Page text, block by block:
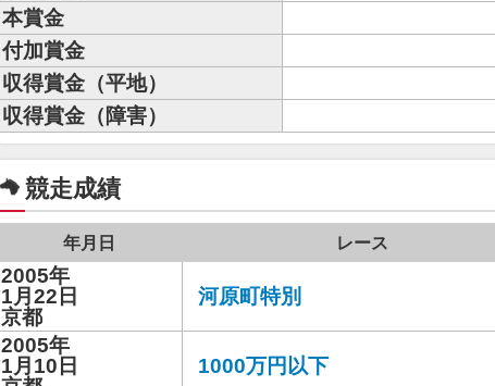
本賞金
付加賞金
収得賞金（平地）
収得賞金（障害）
競走成績
年月日 レース
2005年
1月22日
京都
河原町特別
2005年
1月10日
1000万円以下